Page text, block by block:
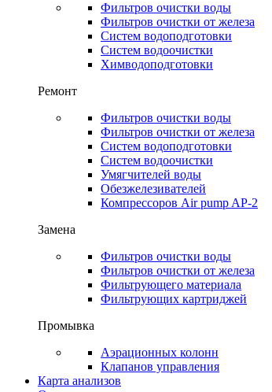
Фильтров очистки воды
Фильтров очистки от железа
Систем водоподготовки
Систем водоочистки
Химводоподготовки
Ремонт
Фильтров очистки воды
Фильтров очистки от железа
Систем водоподготовки
Систем водоочистки
Умягчителей воды
Обезжелезивателей
Компрессоров Air pump AP-2
Замена
Фильтров очистки воды
Фильтров очистки от железа
Фильтрующего материала
Фильтрующих картриджей
Промывка
Аэрационных колонн
Клапанов управления
Карта анализов